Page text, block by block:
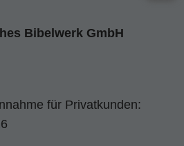
Bibelwerk GmbH
für Privatkunden: